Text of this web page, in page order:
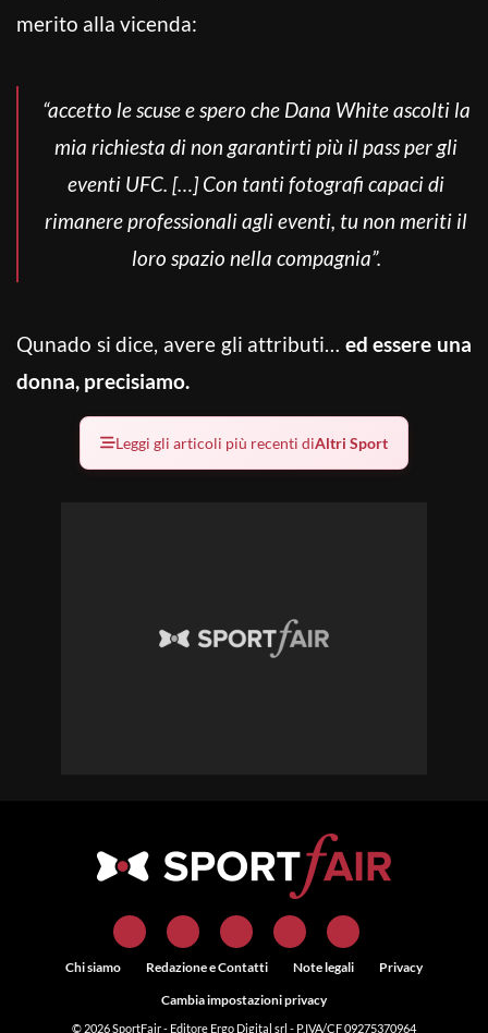
merito alla vicenda:
“accetto le scuse e spero che Dana White ascolti la
mia richiesta di non garantirti più il pass per gli
eventi UFC. […] Con tanti fotografi capaci di
rimanere professionali agli eventi, tu non meriti il
loro spazio nella compagnia”.
Qunado si dice, avere gli attributi… ed essere una
donna, precisiamo.
Leggi gli articoli più recenti diAltri Sport
Chi siamo Redazione e Contatti Note legali
Privacy
Cambia impostazioni privacy
© 2026SportFair- Editore Ergo Digital srl - P.IVA/CF 09275370964